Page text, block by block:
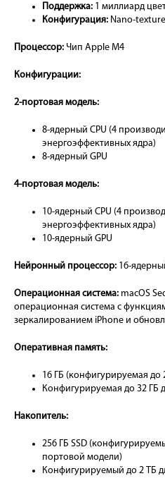
Поддержка: 1 миллиард
Конфигурация: Nano-
Процессор: Чип Apple M4
Конфигурации:
2-портовая модель:
8-ядерный CPU (4
энергоэффективных ядра)
8-ядерный GPU
4-портовая модель:
10-ядерный CPU (4
энергоэффективных ядра)
10-ядерный GPU
Нейронный процессор: 16-
Операционная система: macOS
операционная система с
зеркалированием iPhone и
Оперативная память:
16 ГБ (конфигурируемая до
Конфигурируемая до 32 ГБ
Накопитель:
256 ГБ SSD
портовой модели)
Конфигурируемый до 2 ТБ